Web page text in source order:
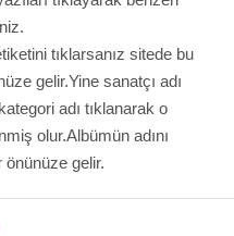
tıklarsanız sitede bu
gelir.Yine sanatçı adı
adı tıklanarak o
olur.Albümün adını
gelir.